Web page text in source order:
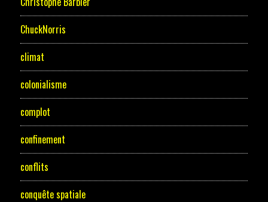
ChuckNorris
climat
colonialisme
complot
confinement
conflits
conquête spatiale